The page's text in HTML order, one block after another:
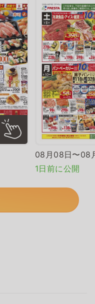
08月08日〜08
1日前に公開